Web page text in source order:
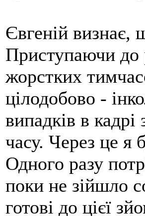
Євгеній визнає,
Приступаючи до
жорстких
цілодобово -
випадків в
часу. Через це я
Одного разу
поки не зійшло
готові до цієї